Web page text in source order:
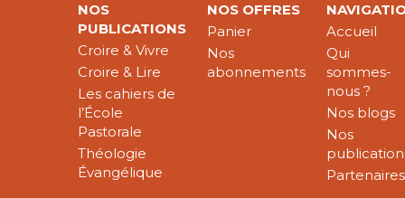
NOS
PUBLICATIONS
Croire & Vivre
Croire & Lire
Les cahiers de
l’École
Pastorale
Théologie
Évangélique
NOS OFFRES
Panier
Nos
abonnements
Accueil
Qui
sommes-
nous ?
Nos blogs
Nos
Partenaires